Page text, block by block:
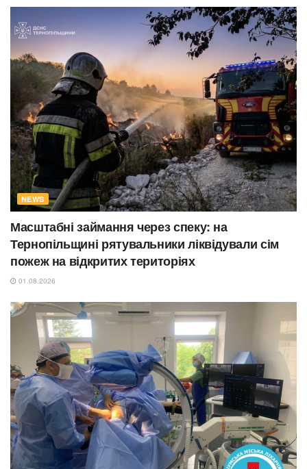
NEWS
Масштабні займання через спеку: на
Тернопільщині рятувальники ліквідували сім
пожеж на відкритих територіях
01.08.2026